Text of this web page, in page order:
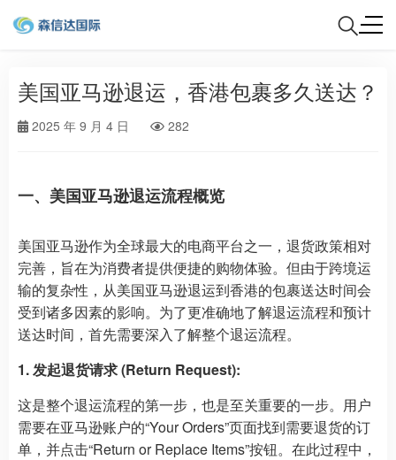
美国亚马逊退运，香港包裹多久送达？
2025 年 9 月 4 日 282
一、美国亚马逊退运流程概览
美国亚马逊作为全球最大的电商平台之一，退货政策相对
完善，旨在为消费者提供便捷的购物体验。但由于跨境运
输的复杂性，从美国亚马逊退运到香港的包裹送达时间会
受到诸多因素的影响。为了更准确地了解退运流程和预计
送达时间，首先需要深入了解整个退运流程。
1. 发起退货请求 (Return Request):
这是整个退运流程的第一步，也是至关重要的一步。用户
需要在亚马逊账户的“Your Orders”页面找到需要退货的订
单，并点击“Return or Replace Items”按钮。在此过程中，